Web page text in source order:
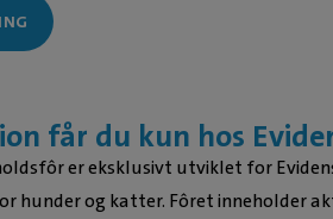
får du kun hos
er eksklusivt utviklet for
hunder og katter. Fôret inneholder